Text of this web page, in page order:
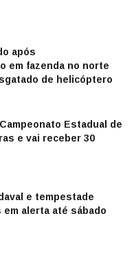
após
em fazenda no norte
de helicóptero
Estadual de
e vai receber 30
e tempestade
em alerta até sábado